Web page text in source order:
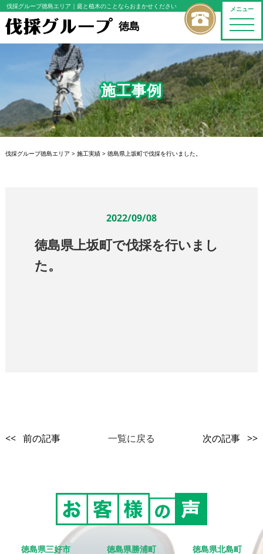
メニュー
toggle
伐採グループ徳島エリア ｜庭と植木のことならおまかせください
徳島
施工事例
伐採グループ徳島エリア > 施工実績> 徳島県上坂町で伐採を行いました。
2022/09/08
徳島県上坂町で伐採を行いまし
た。
<< 前の記事 一覧に戻る 次の記事 >>
徳島県三好市
徳島県勝浦町
徳島県北島町